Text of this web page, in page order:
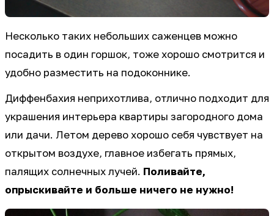
Несколько таких небольших саженцев можно
посадить в один горшок, тоже хорошо смотрится и
удобно разместить на подоконнике.
Диффенбахия неприхотлива, отлично подходит для
украшения интерьера квартиры загородного дома
или дачи. Летом дерево хорошо себя чувствует на
открытом воздухе, главное избегать прямых,
палящих солнечных лучей. Поливайте,
опрыскивайте и больше ничего не нужно!